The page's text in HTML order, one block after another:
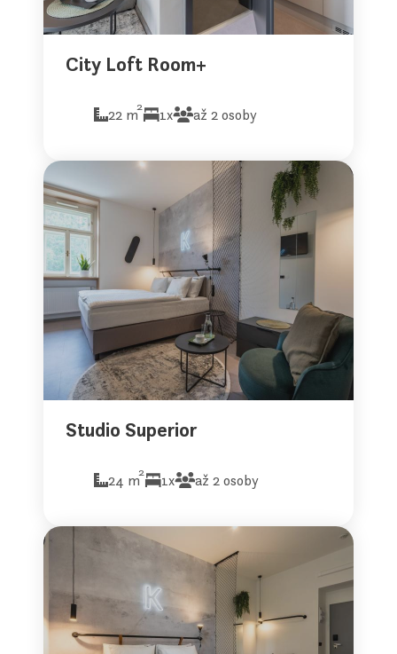
City Loft Room+
22 m2 1x až 2 osoby
Studio Superior
24 m2 1x až 2 osoby